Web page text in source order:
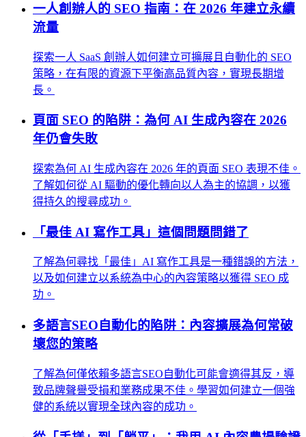
一人創辦人的 SEO 指南：在 2026 年建立永續
流量
探索一人 SaaS 創辦人如何建立可擴展且自動化的 SEO
策略，在有限的資源下平衡高品質內容，實現長期增
長。
頁面 SEO 的陷阱：為何 AI 生成內容在 2026
年仍會失敗
探索為何 AI 生成內容在 2026 年的頁面 SEO 表現不佳。
了解如何從 AI 驅動的優化轉向以人為主的協調，以獲
得持久的搜尋成功。
「最佳 AI 寫作工具」這個問題問錯了
了解為何尋找「最佳」AI 寫作工具是一種錯誤的方法，
以及如何建立以系統為中心的內容策略以獲得 SEO 成
功。
多語言SEO自動化的陷阱：內容擴展為何常破
壞您的策略
了解為何僅依賴多語言SEO自動化可能會適得其反，導
致品牌聲譽受損和業務成果不佳。學習如何建立一個強
健的系統以實現全球內容的成功。